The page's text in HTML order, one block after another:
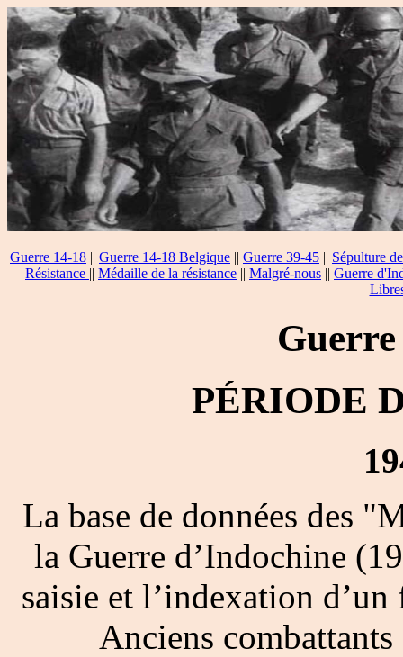
Guerre 14-18 || Guerre 14-18 Belgique || Guerre 39-45 || Sépulture
Résistance || Médaille de la résistance || Malgré-nous || Guerre
PÉRIODE
La base de données des
la Guerre d’Indochine
saisie et l’indexation
Anciens